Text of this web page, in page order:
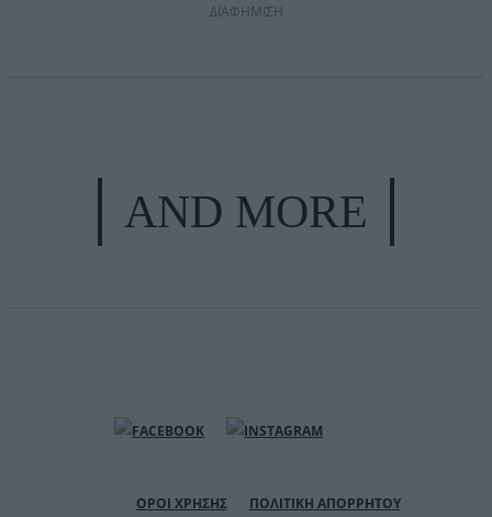
ΔΙΑΦΗΜΙΣΗ
AND MORE
ΟΡΟΙ ΧΡΗΣΗΣ ΠΟΛΙΤΙΚΗ ΑΠΟΡΡΗΤΟΥ